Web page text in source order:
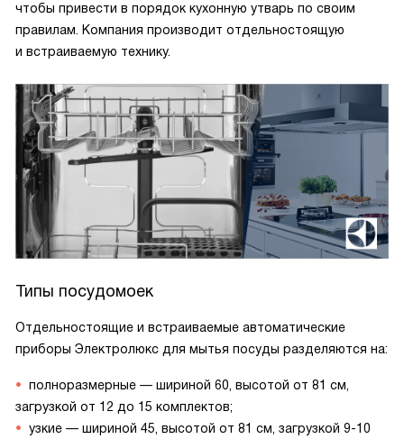
чтобы привести в порядок кухонную утварь по своим
правилам. Компания производит отдельностоящую
и встраиваемую технику.
Типы посудомоек
Отдельностоящие и встраиваемые автоматические
приборы Электролюкс для мытья посуды разделяются на:
полноразмерные — шириной 60, высотой от 81 см,
загрузкой от 12 до 15 комплектов;
узкие — шириной 45, высотой от 81 см, загрузкой 9-10